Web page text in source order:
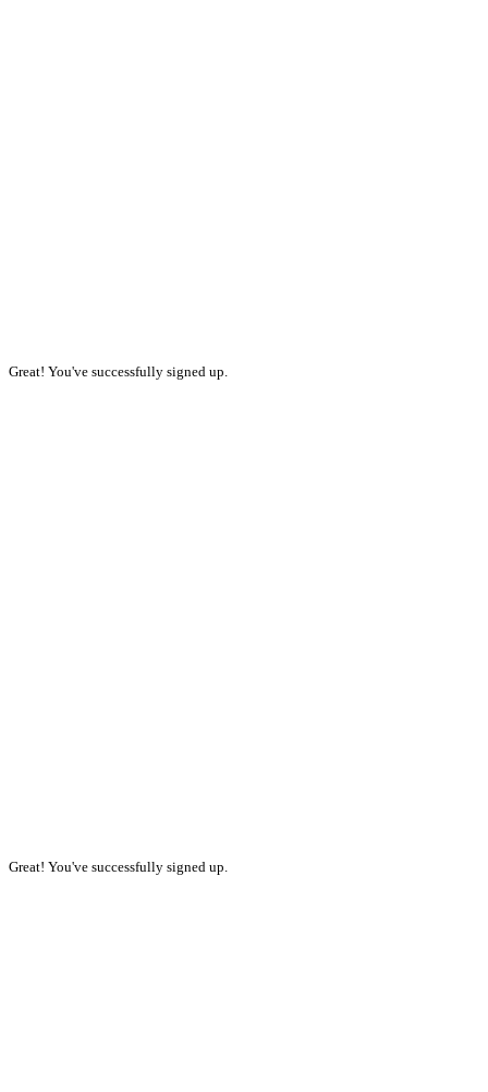
Great! You've successfully signed up.
Great! You've successfully signed up.